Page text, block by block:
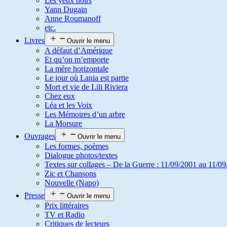
Yann Dugain
Anne Roumanoff
etc.
Livres
Ouvrir le menu
A défaut d’Amérique
Et qu’on m’emporte
La mère horizontale
Le jour où Lania est partie
Mort et vie de Lili Riviera
Chez eux
Léa et les Voix
Les Mémoires d’un arbre
La Morsure
Ouvrages
Ouvrir le menu
Les formes, poèmes
Dialogue photos/textes
Textes sur collages – De la Guerre : 11/09/2001 au 11/
Zic et Chansons
Nouvelle (Napo)
Presse
Ouvrir le menu
Prix littéraires
TV et Radio
Critiques de lecteurs